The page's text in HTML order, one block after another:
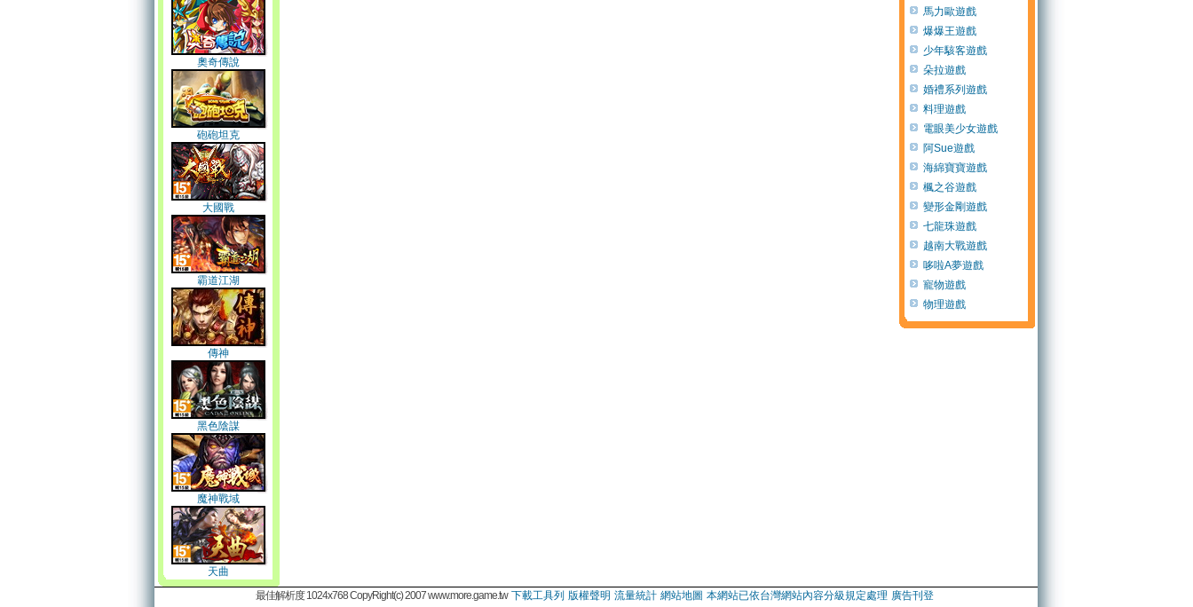
奧奇傳說
砲砲坦克
大國戰
霸道江湖
傳神
黑色陰謀
魔神戰域
天曲
馬力歐遊戲
爆爆王遊戲
少年駭客遊戲
朵拉遊戲
婚禮系列遊戲
料理遊戲
電眼美少女遊戲
阿Sue遊戲
海綿寶寶遊戲
楓之谷遊戲
變形金剛遊戲
七龍珠遊戲
越南大戰遊戲
哆啦A夢遊戲
寵物遊戲
物理遊戲
最佳解析度 1024x768 CopyRight(c) 2007 www.more.game.tw 下載工具列 版權聲明 流量統計 網站地圖 本網站已依台灣網站內容分級規定處理 廣告刊登